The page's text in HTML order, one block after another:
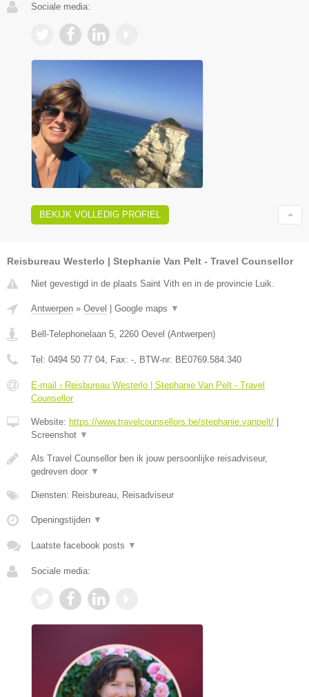
Sociale media:
BEKIJK VOLLEDIG PROFIEL
Reisbureau Westerlo | Stephanie Van Pelt - Travel Counsellor
Niet gevestigd in de plaats Saint Vith en in de provincie Luik.
Antwerpen » Oevel Google maps ▼
Bell-Telephonelaan 5, 2260 Oevel (Antwerpen)
Tel: 0494 50 77 04, Fax: -, BTW-nr: BE0769.584.340
E-mail › Reisbureau Westerlo | Stephanie Van Pelt - Travel
Counsellor
Website: https://www.travelcounsellors.be/stephanie.vanpelt/
Screenshot ▼
Als Travel Counsellor ben ik jouw persoonlijke reisadviseur,
gedreven door ▼
Diensten: Reisbureau, Reisadviseur
Openingstijden ▼
Laatste facebook posts ▼
Sociale media: